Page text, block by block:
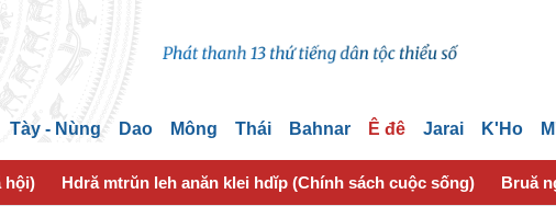
Tày - Nùng Dao Mông Thái Bahnar Ê đê Jarai K'Ho
hội) Hdră mtrŭn leh anăn klei hdĭp (Chính sách cuộc sống) Bruă